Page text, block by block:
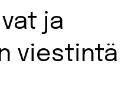
ja
viestintä